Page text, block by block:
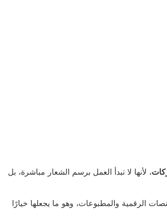
، لأنها لا تبدأ العمل برسم الشعار مباشرة، بل
الرقمية والمطبوعات، وهو ما يجعلها خيارًا